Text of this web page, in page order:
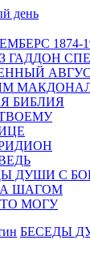
1874-
ГАДДОН
БИБЛИЯ
ДУШИ С
ШАГОМ
МОГУ
БЕСЕДЫ